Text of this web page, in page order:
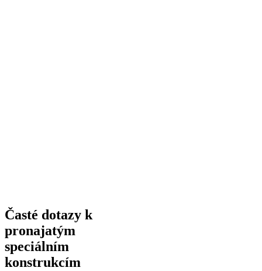
Časté dotazy k
pronajatým
speciálním
konstrukcím